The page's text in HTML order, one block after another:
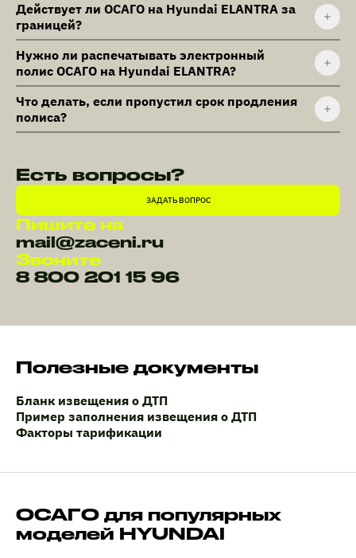
Действует ли ОСАГО на Hyundai ELANTRA за
границей?
Нужно ли распечатывать электронный
полис ОСАГО на Hyundai ELANTRA?
Что делать, если пропустил срок продления
полиса?
Есть вопросы?
ЗАДАТЬ ВОПРОС
Пишите на
mail@zaceni.ru
Звоните
8 800 201 15 96
Полезные документы
Бланк извещения о ДТП
Пример заполнения извещения о ДТП
Факторы тарификации
ОСАГО для популярных
моделей HYUNDAI